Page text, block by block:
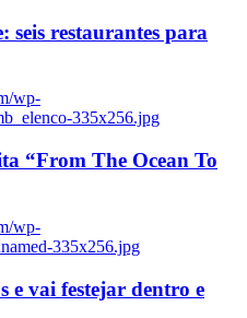
seis restaurantes para
wp-
335x256.jpg
“From The Ocean To
wp-
335x256.jpg
e vai festejar dentro e